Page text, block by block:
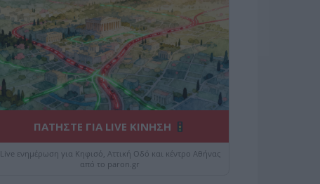
ΠΑΤΗΣΤΕ ΓΙΑ LIVE ΚΙΝΗΣΗ
Live ενημέρωση για Κηφισό, Αττική Οδό και κέντρο Αθήνας
από το paron.gr